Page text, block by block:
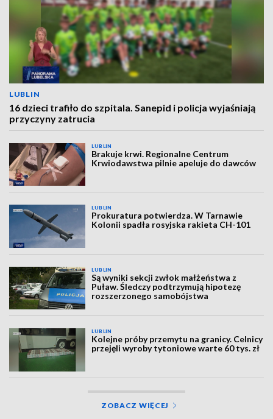
LUBLIN
16 dzieci trafiło do szpitala. Sanepid i policja wyjaśniają
przyczyny zatrucia
LUBLIN
Brakuje krwi. Regionalne Centrum
Krwiodawstwa pilnie apeluje do dawców
LUBLIN
Prokuratura potwierdza. W Tarnawie
Kolonii spadła rosyjska rakieta CH-101
LUBLIN
Są wyniki sekcji zwłok małżeństwa z
Puław. Śledczy podtrzymują hipotezę
rozszerzonego samobójstwa
LUBLIN
Kolejne próby przemytu na granicy. Celnicy
przejęli wyroby tytoniowe warte 60 tys. zł
ZOBACZ WIĘCEJ